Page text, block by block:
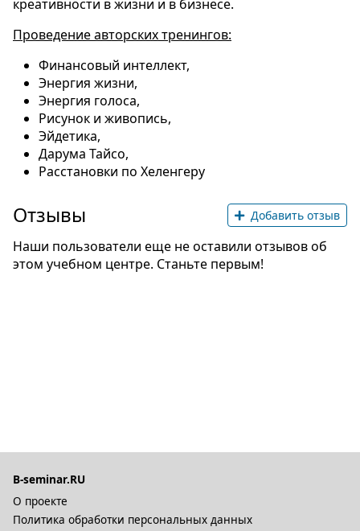
креативности в жизни и в бизнесе.
Проведение авторских тренингов:
Финансовый интеллект,
Энергия жизни,
Энергия голоса,
Рисунок и живопись,
Эйдетика,
Дарума Тайсо,
Расстановки по Хеленгеру
Отзывы Добавить отзыв
Наши пользователи еще не оставили отзывов об
этом учебном центре. Станьте первым!
B-seminar.RU
О проекте
Политика обработки персональных данных